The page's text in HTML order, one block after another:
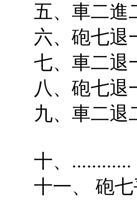
五、車二
六、砲七
七、車二
八、砲七
九、車二退
十、
十一、 砲